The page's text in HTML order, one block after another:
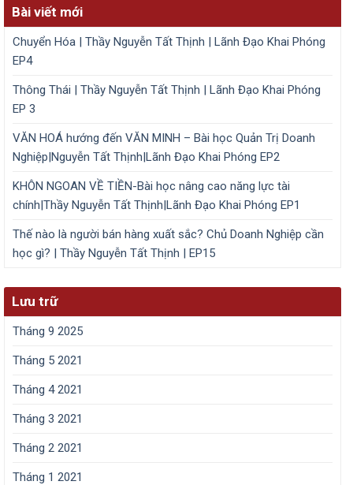
Bài viết mới
Chuyển Hóa | Thầy Nguyễn Tất Thịnh | Lãnh Đạo Khai Phóng
EP4
Thông Thái | Thầy Nguyễn Tất Thịnh | Lãnh Đạo Khai Phóng
EP 3
VĂN HOÁ hướng đến VĂN MINH – Bài học Quản Trị Doanh
Nghiệp|Nguyễn Tất Thịnh|Lãnh Đạo Khai Phóng EP2
KHÔN NGOAN VỀ TIỀN-Bài học nâng cao năng lực tài
chính|Thầy Nguyễn Tất Thịnh|Lãnh Đạo Khai Phóng EP1
Thế nào là người bán hàng xuất sắc? Chủ Doanh Nghiệp cần
học gì? | Thầy Nguyễn Tất Thịnh | EP15
Lưu trữ
Tháng 9 2025
Tháng 5 2021
Tháng 4 2021
Tháng 3 2021
Tháng 2 2021
Tháng 1 2021